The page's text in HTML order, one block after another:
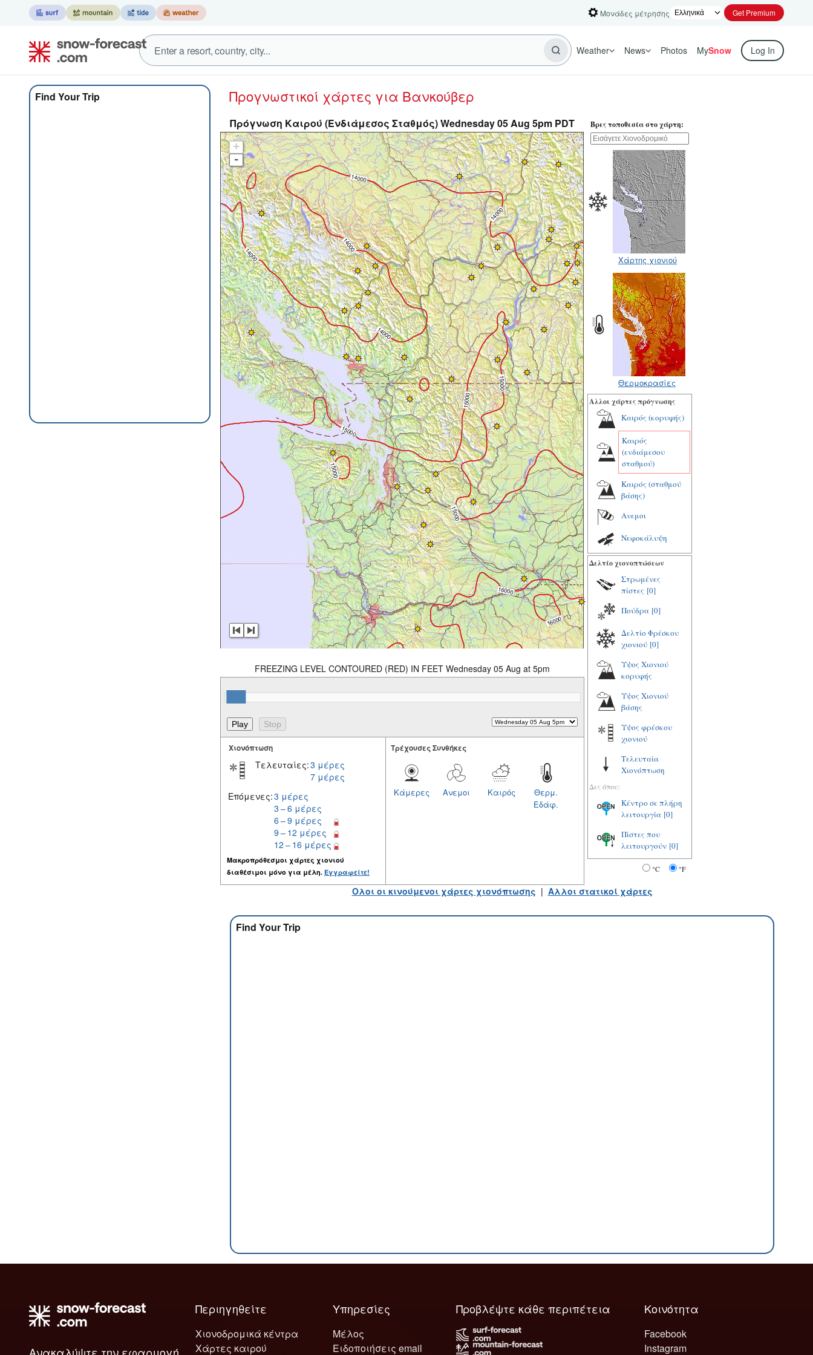
Μονάδες μέτρησης Get Premium
Weather News Photos MySnow Log In
Find Your Trip Προγνωστικοί χάρτες για Βανκούβερ
Πρόγνωση Καιρού (Ενδιάμεσος Σταθμός) Wednesday 05 Aug 5pm PDT
+
-
FREEZING LEVEL CONTOURED (RED) IN FEET Wednesday 05 Aug at 5pm
Χιονόπτωση
Τελευταίες:3 μέρες
7 μέρες
Επόμενες:3 μέρες
3 – 6 μέρες
6 – 9 μέρες
9 – 12 μέρες
12 – 16 μέρες
Μακροπρόθεσμοι χάρτες χιονιού
διαθέσιμοι μόνο για μέλη. Εγγραφείτε!
Tρέχουσες Συνθήκες
Θερμ.
Εδάφ.
Καιρός
Ανεμοι
Κάμερες
Βρες τοποθεσία στο χάρτη:
Χάρτης χιονιού
Θερμοκρασίες
Αλλοι χάρτες πρόγνωσης
Καιρός (κορυφής)
Καιρός
(ενδιάμεσου
σταθμού)
Καιρός (σταθμού
βάσης)
Ανεμοι
Νεφοκάλυψη
Δελτίο χιονοπτώσεων
Στρωμένες
πίστες [0]
Πούδρα [0]
Δελτίο Φρέσκου
χιονιού [0]
Υψος Χιονιού
κορυφής
Υψος Χιονιού
βάσης
Υψος φρέσκου
χιονιού
Τελευταία
Χιονόπτωση
Δες όπου:
Κέντρο σε πλήρη
λειτουργία [0]
Πίστες που
λειτουργούν [0]
°C °F
Ολοι οι κινούμενοι χάρτες χιονόπτωσης | Αλλοι στατικοί χάρτες
Find Your Trip
Περιηγηθείτε
Χιονοδρομικά κέντρα
Χάρτες καιρού
Υπηρεσίες
Μέλος
Ειδοποιήσεις email
Κοινότητα
Facebook
Instagram
Προβλέψτε κάθε περιπέτεια